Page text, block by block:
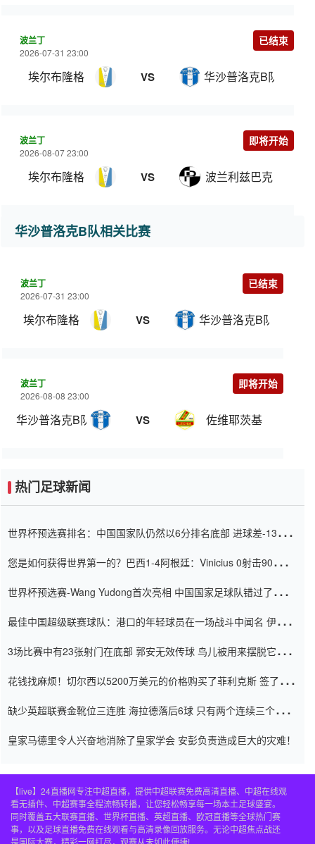
波兰丁
2026-07-31 23:00
埃尔布隆格 VS 华沙普洛克B队
已结束
波兰丁
2026-08-07 23:00
埃尔布隆格 VS 波兰利兹巴克
即将开始
华沙普洛克B队相关比赛
波兰丁
2026-07-31 23:00
埃尔布隆格 VS 华沙普洛克B队
已结束
波兰丁
2026-08-08 23:00
华沙普洛克B队 VS 佐维耶茨基
即将开始
热门足球新闻
世界杯预选赛排名：中国国家队仍然以6分排名底部 进球差-13令人
您是如何获得世界第一的？巴西1-4阿根廷：Vinicius 0射击90分钟
世界杯预选赛-Wang Yudong首次亮相 中国国家足球队错过了世界
最佳中国超级联赛球队：港口的年轻球员在一场战斗中闻名 伊万放
3场比赛中有23张射门在底部 郭安无效传球 鸟儿被用来摆脱它
花钱找麻烦！切尔西以5200万美元的价格购买了菲利克斯 签了7年
缺少英超联赛金靴位三连胜 海拉德落后6球 只有两个连续三个连续
皇家马德里令人兴奋地消除了皇家学会 安彭负责造成巨大的灾难！
【live】24直播网专注中超直播，提供中超联赛免费高清直播、中超在线观
看无插件、中超赛事全程流畅转播，让您轻松畅享每一场本土足球盛宴。
同时覆盖五大联赛直播、世界杯直播、英超直播、欧冠直播等全球热门赛
事，以及足球直播免费在线观看与高清录像回放服务。无论中超焦点战还
是国际大赛，精彩一网打尽，观赛从未如此便捷!